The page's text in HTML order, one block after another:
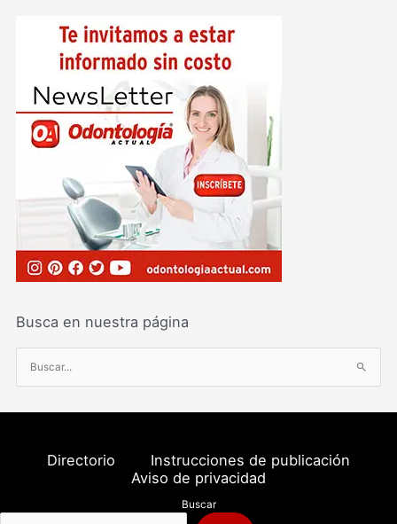
Busca en nuestra página
u
s
o
Directorio
Instrucciones de publicación
Aviso de privacidad
Buscar